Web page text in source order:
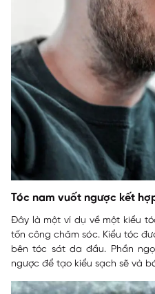
Tóc nam vuốt ngược kết
Đây là một ví dụ về một kiểu
tốn công chăm sóc. Kiểu tóc
bên tóc sát da đầu. Phần
ngược để tạo kiểu sạch sẽ và